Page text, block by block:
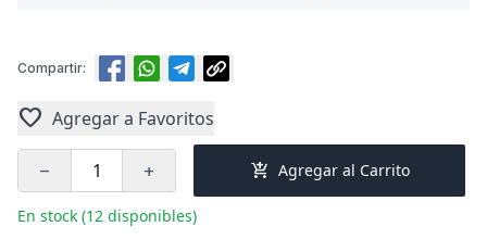
Compartir:
favorite Agregar a Favoritos
remove add add_shopping_cart Agregar al Carrito
En stock (12 disponibles)